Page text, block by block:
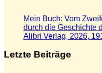
Mein Buch: Vom
durch die Geschichte
Alibri Verlag, 2026,
Letzte Beiträge